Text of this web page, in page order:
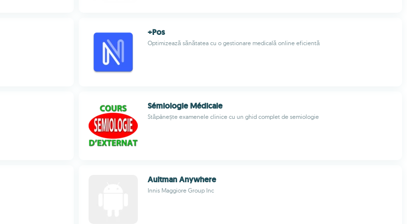
+Pos
Optimizează sănătatea cu o gestionare medicală online eficientă
Sémiologie Médicale
Stăpânește examenele clinice cu un ghid complet de semiologie
Aultman Anywhere
Innis Maggiore Group Inc